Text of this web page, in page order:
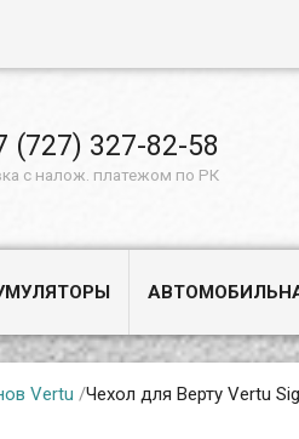
(727) 327-82-58
с налож. платежом по РК
Vertu /Чехол для Верту Vertu